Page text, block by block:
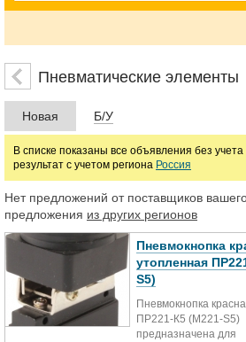
Пневмоцилиндры
Шланги пневматические
Цена
руб.
Пневматические элементы
Новая Б/У
В списке показаны все объявления без
результат с учетом региона Россия
Нет предложений от поставщиков
предложения из других регионов
Пневмокнопка
утопленная
S5)
Пневмокнопка
ПР221-К5 (M221-S5)
предназначена для